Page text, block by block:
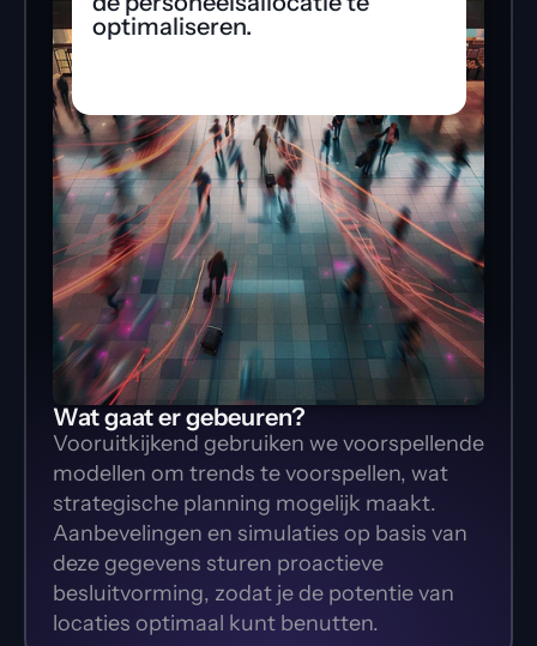
optimaliseren.
Wat gaat er gebeuren?
Vooruitkijkend gebruiken we voorspellende
modellen om trends te voorspellen, wat
strategische planning mogelijk maakt.
Aanbevelingen en simulaties op basis van
deze gegevens sturen proactieve
besluitvorming, zodat je de potentie van
locaties optimaal kunt benutten.